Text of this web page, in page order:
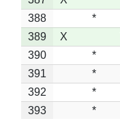
388
*
389
X
390
*
391
*
392
*
393
*